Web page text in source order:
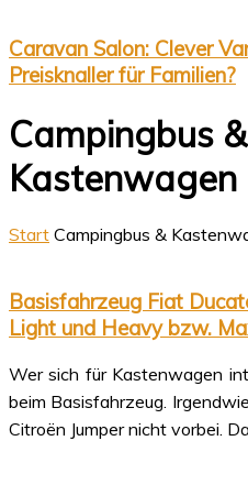
Caravan Salon: Clever
Preisknaller für Familien?
Campingbus &
Kastenwagen
Start Campingbus &
Basisfahrzeug Fiat
Light und Heavy bzw.
Wer sich für Kastenwagen
beim Basisfahrzeug.
Citroën Jumper nicht vorbei.